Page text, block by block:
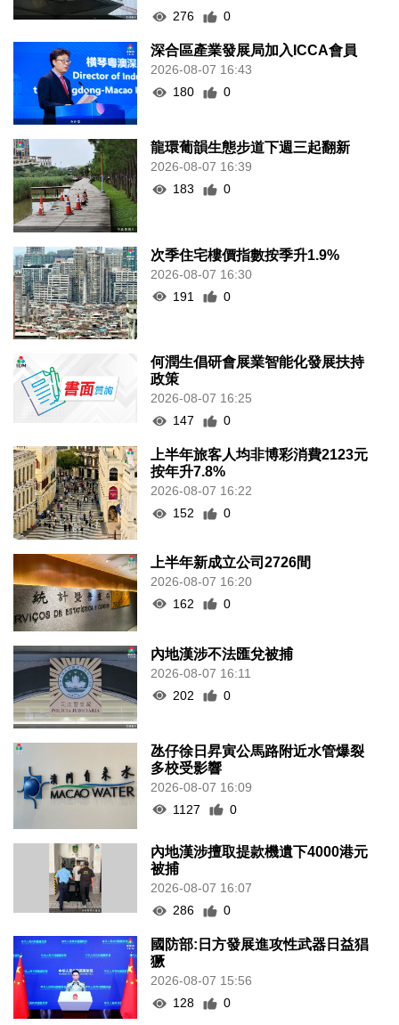
276
0
深合區產業發展局加入ICCA會員
2026-08-07 16:43
180
0
龍環葡韻生態步道下週三起翻新
2026-08-07 16:39
183
0
次季住宅樓價指數按季升1.9%
2026-08-07 16:30
191
0
何潤生倡研會展業智能化發展扶持
政策
2026-08-07 16:25
147
0
上半年旅客人均非博彩消費2123元
按年升7.8%
2026-08-07 16:22
152
0
上半年新成立公司2726間
2026-08-07 16:20
162
0
內地漢涉不法匯兌被捕
2026-08-07 16:11
202
0
氹仔徐日昇寅公馬路附近水管爆裂
多校受影響
2026-08-07 16:09
1127
0
內地漢涉擅取提款機遺下4000港元
被捕
2026-08-07 16:07
286
0
國防部:日方發展進攻性武器日益猖
獗
2026-08-07 15:56
128
0